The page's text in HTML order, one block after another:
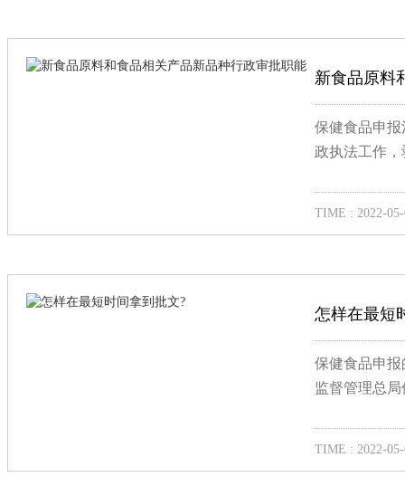
新食品原料
保健食品申
政执法工作，
TIME : 2022-
怎样在最短
保健食品申报
监督管理总
TIME : 2022-